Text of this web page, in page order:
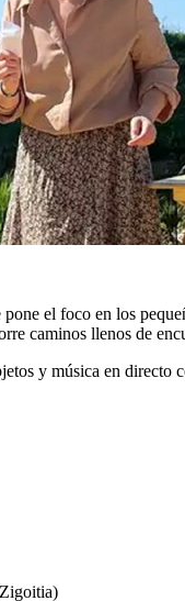
el foco en los
caminos llenos de
y música en directo